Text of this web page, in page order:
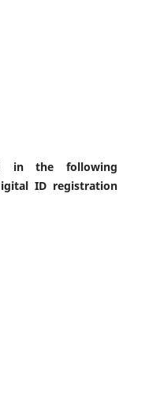
in the following
ID registration